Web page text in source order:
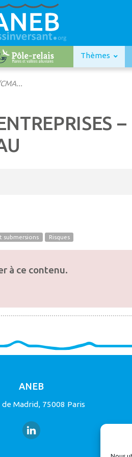
Thèmes
submersions Risques
à ce contenu.
ANEB
de Madrid, 75008 Paris